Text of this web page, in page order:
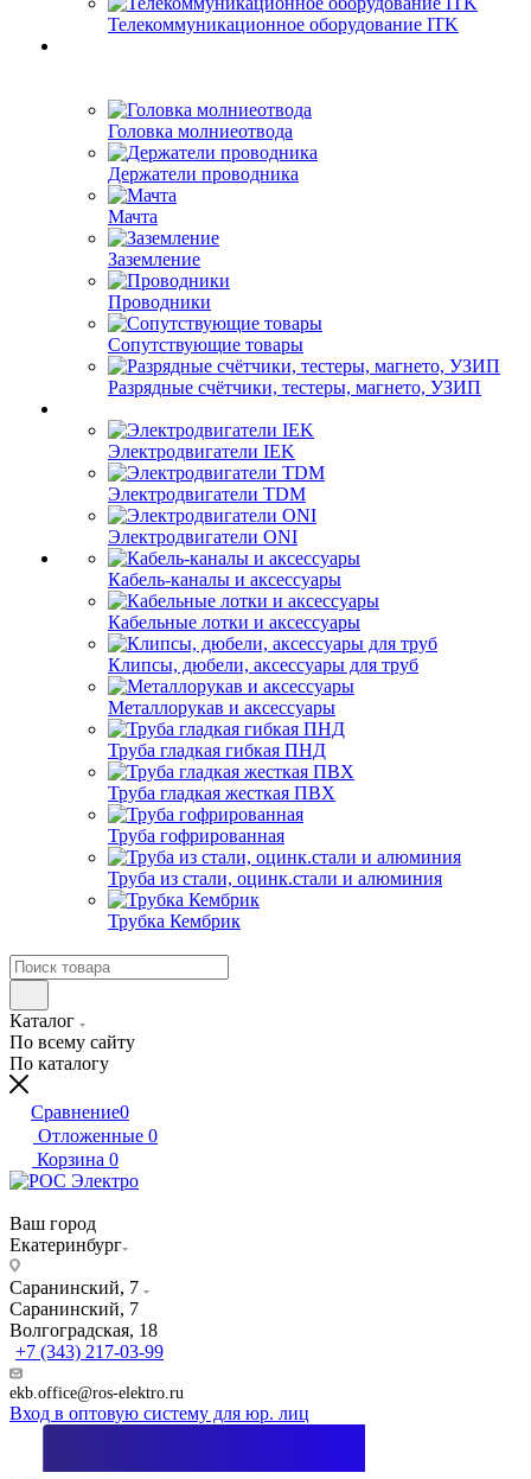
Телекоммуникационное оборудование ITK
Головка молниеотвода
Держатели проводника
Мачта
Заземление
Проводники
Сопутствующие товары
Разрядные счётчики, тестеры, магнето, УЗИП
Электродвигатели IEK
Электродвигатели TDM
Электродвигатели ONI
Кабель-каналы и аксессуары
Кабельные лотки и аксессуары
Клипсы, дюбели, аксессуары для труб
Металлорукав и аксессуары
Труба гладкая гибкая ПНД
Труба гладкая жесткая ПВХ
Труба гофрированная
Труба из стали, оцинк.стали и алюминия
Трубка Кембрик
Каталог
По всему сайту
По каталогу
Сравнение0
Отложенные 0
Корзина 0
Ваш город
Екатеринбург
Саранинский, 7
Саранинский, 7
Волгоградская, 18
+7 (343) 217-03-99
ekb.office@ros-elektro.ru
Вход в оптовую систему для юр. лиц